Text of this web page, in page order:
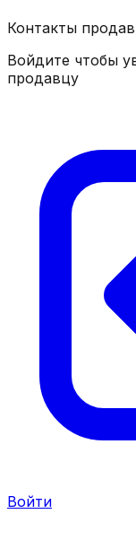
Контакты
Войдите чтобы
продавцу
Войти